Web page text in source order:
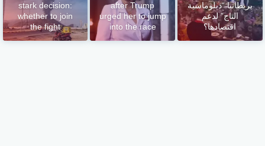
بريطانيا “دبلوماسية
التاج” لدعم
اقتصادها؟
after Trump
urged her to jump
into the race
stark decision:
whether to join
the fight